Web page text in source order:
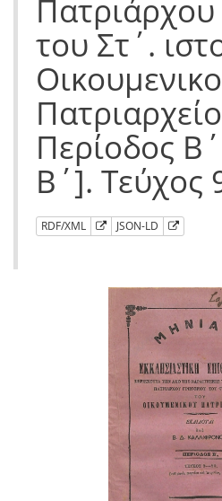
του Στ΄.
Περίοδος
Β΄]. Τεύχος
RDF/XML JSON-LD